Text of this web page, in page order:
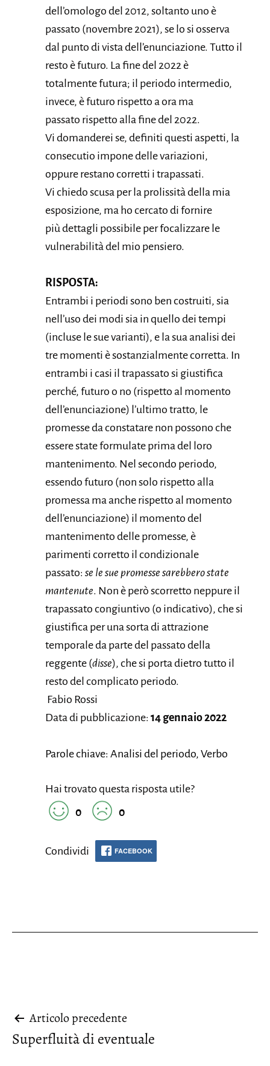
dell’omologo del 2012, soltanto uno è
passato (novembre 2021), se lo si osserva
dal punto di vista dell’enunciazione. Tutto il
resto è futuro. La fine del 2022 è
totalmente futura; il periodo intermedio,
invece, è futuro rispetto a ora ma
passato rispetto alla fine del 2022.
Vi domanderei se, definiti questi aspetti, la
consecutio impone delle variazioni,
oppure restano corretti i trapassati.
Vi chiedo scusa per la prolissità della mia
esposizione, ma ho cercato di fornire
più dettagli possibile per focalizzare le
vulnerabilità del mio pensiero.
RISPOSTA:
Entrambi i periodi sono ben costruiti, sia
nell’uso dei modi sia in quello dei tempi
(incluse le sue varianti), e la sua analisi dei
tre momenti è sostanzialmente corretta. In
entrambi i casi il trapassato si giustifica
perché, futuro o no (rispetto al momento
dell’enunciazione) l’ultimo tratto, le
promesse da constatare non possono che
essere state formulate prima del loro
mantenimento. Nel secondo periodo,
essendo futuro (non solo rispetto alla
promessa ma anche rispetto al momento
dell’enunciazione) il momento del
mantenimento delle promesse, è
parimenti corretto il condizionale
passato: se le sue promesse sarebbero state
mantenute. Non è però scorretto neppure il
trapassato congiuntivo (o indicativo), che si
giustifica per una sorta di attrazione
temporale da parte del passato della
reggente (disse), che si porta dietro tutto il
resto del complicato periodo.
Fabio Rossi
Data di pubblicazione: 14 gennaio 2022
Parole chiave: Analisi del periodo, Verbo
Hai trovato questa risposta utile?
0
0
Condividi FACEBOOK
Navigazione
articoli
Articolo precedente
Superfluità di eventuale